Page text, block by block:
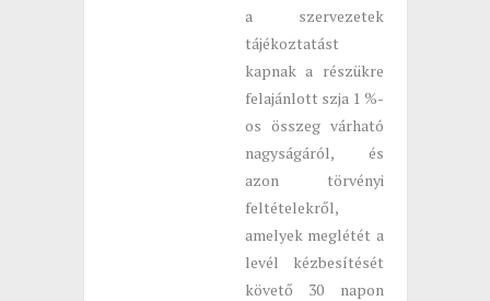
a szervezetek
tájékoztatást
kapnak a részükre
felajánlott szja 1 %-
os összeg várható
nagyságáról, és
azon törvényi
feltételekről,
amelyek meglétét a
levél kézbesítését
követő 30 napon